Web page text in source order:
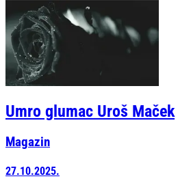
Umro glumac Uroš Maček
Magazin
27.10.2025.